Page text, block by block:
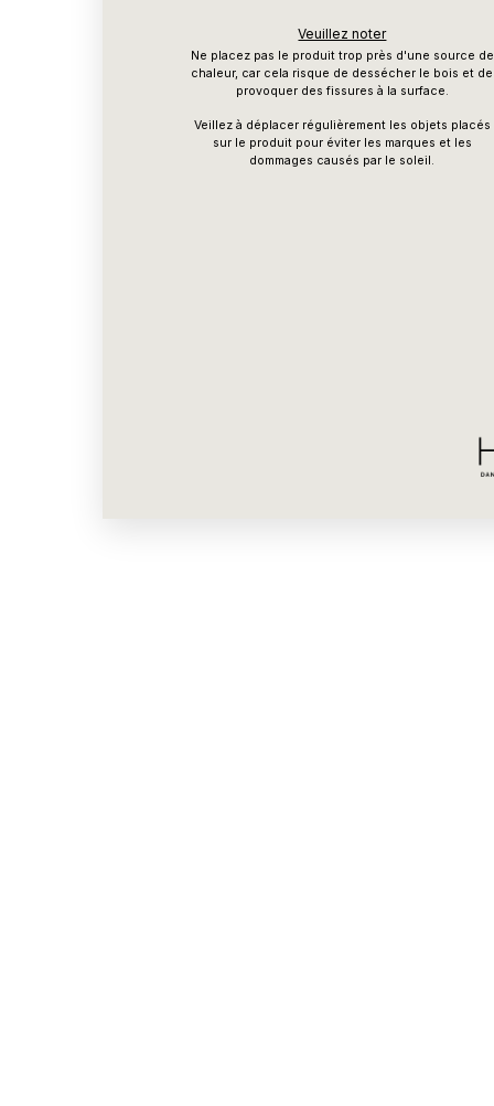
Veuillez noter
Ne placez pas le produit trop près d'une source de
chaleur, car cela risque de dessécher le bois et de
provoquer des fissures à la surface.
Veillez à déplacer régulièrement les objets placés
sur le produit pour éviter les marques et les
dommages causés par le soleil.